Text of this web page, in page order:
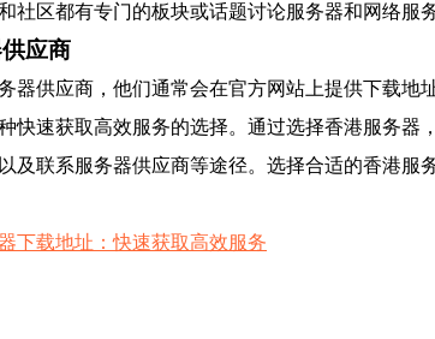
社区都有专门的板块或话题讨论服务器和网络服
应商
器供应商，他们通常会在官方网站上提供下载地
快速获取高效服务的选择。通过选择香港服务
及联系服务器供应商等途径。选择合适的香港服
下载地址：快速获取高效服务